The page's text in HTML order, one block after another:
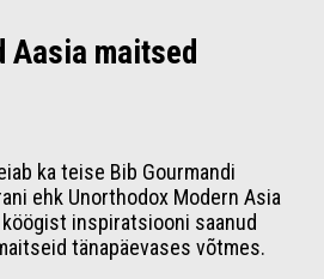
Aasia maitsed
ka teise Bib Gourmandi
ehk Unorthodox Modern Asia
inspiratsiooni saanud
tänapäevases võtmes.